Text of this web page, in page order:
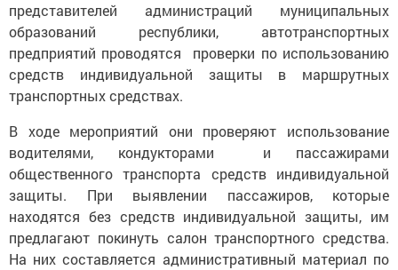
представителей администраций муниципальных
образований республики, автотранспортных
предприятий проводятся проверки по использованию
средств индивидуальной защиты в маршрутных
транспортных средствах.
В ходе мероприятий они проверяют использование
водителями, кондукторами и пассажирами
общественного транспорта средств индивидуальной
защиты. При выявлении пассажиров, которые
находятся без средств индивидуальной защиты, им
предлагают покинуть салон транспортного средства.
На них составляется административный материал по